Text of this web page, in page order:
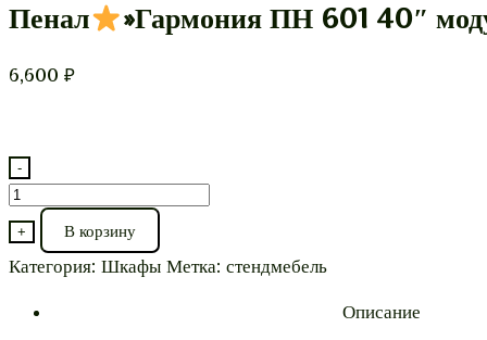
Пенал »Гармония ПН 601 40″
6,600 ₽
-
Количество
товара
Пенал
+ В корзину
Категория: Шкафы Метка: стендмебель
Описание